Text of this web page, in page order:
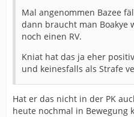
Mal angenommen Bazee
dann braucht man
noch einen RV.
Kniat hat das ja eher
und keinesfalls als Strafe
Hat er das nicht in der PK
heute nochmal in Bewegung